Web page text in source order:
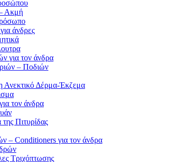
Ακμή
άνδρες
για τον άνδρα
– Ποδιών
Ανεκτικό Δέρμα-Έκζεμα
τον άνδρα
Πιτυρίδας
– Conditioners για τον άνδρα
Τριχόπτωσης